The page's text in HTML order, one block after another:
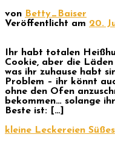
von Betty_Baiser
Veröffentlicht am 20.
Ihr habt totalen
Cookie, aber die Läden
was ihr zuhause habt
Problem – ihr könnt
ohne den Ofen
bekommen… solange
Beste ist: […]
kleine Leckereien Süßes